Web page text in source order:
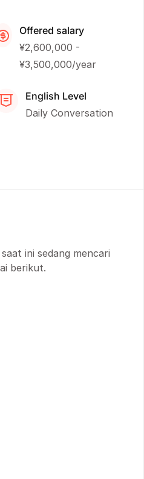
Offered salary
¥2,600,000 -
¥3,500,000/year
English Level
Daily Conversation
ini sedang mencari
berikut.